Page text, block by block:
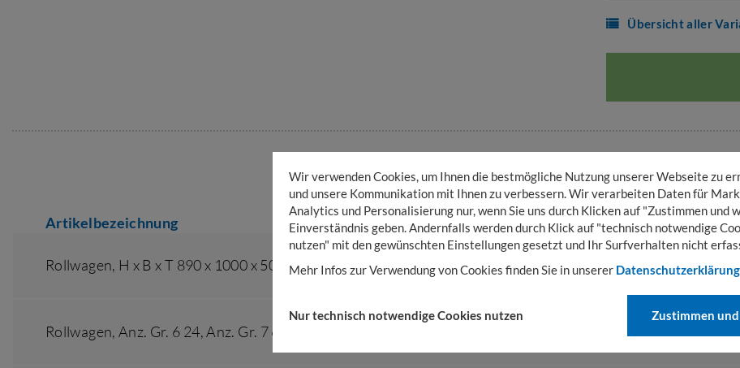
Übersicht aller
PRODUKTVARIANTEN
Artikelbezeichnung
Rollwagen, H x B x T 890 x 1000 x 500 mm
Rollwagen, Anz. Gr. 6 24,Anz. Gr. 7 64
Wir verwenden Cookies, um Ihnen die bestmögliche Nutzung unserer Webseite zu
und unsere Kommunikation mit Ihnen zu verbessern. Wir verarbeiten Daten für
Analytics und Personalisierung nur, wenn Sie uns durch Klicken auf "Zustimmen und
Einverständnis geben. Andernfalls werden durch Klick auf "technisch notwendige
nutzen" mit den gewünschten Einstellungen gesetzt und Ihr Surfverhalten nicht
Mehr Infos zur Verwendung von Cookies finden Sie in unserer Datenschutzerklärung
Nur technisch notwendige Cookies nutzen Zustimmen